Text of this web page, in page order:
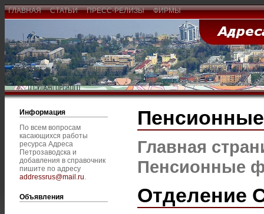
ГЛАВНАЯ СТАТЬИ ПРЕСС-РЕЛИЗЫ ФИРМЫ
Информация
По всем вопросам
касающихся работы
ресурса Адреса
Петрозаводска и
добавления в справочник
пишите по адресу
addressrus@mail.ru.
Объявления
Главная
Пенсионные
Отделение